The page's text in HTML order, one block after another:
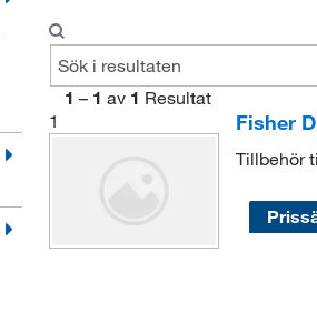
1 – 1 av 1 Resultat
1
Fisher
Tillbehör